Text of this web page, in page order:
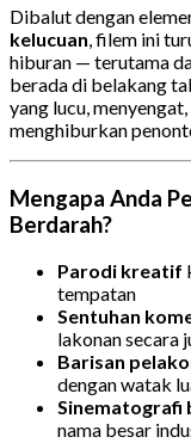
Dibalut dengan
kelucuan, filem ini
hiburan — terutama
berada di belakang
yang lucu,
menghiburkan
Mengapa Anda
Berdarah?
Parodi kreatif
tempatan
Sentuhan
lakonan secara
Barisan
dengan watak
Sinematografi
nama besar